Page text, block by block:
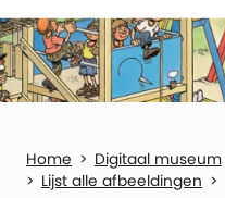
Digitaal museum
Lijst alle afbeeldingen